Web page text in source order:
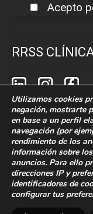
Acepto
RRSS
Política de
Desarrollado
Utilizamos cookies
negación, mostrarte
en base a un perfil
navegación (por
rendimiento de los
información sobre
anuncios. Para ello
direcciones IP y
identificadores de
configurar tus